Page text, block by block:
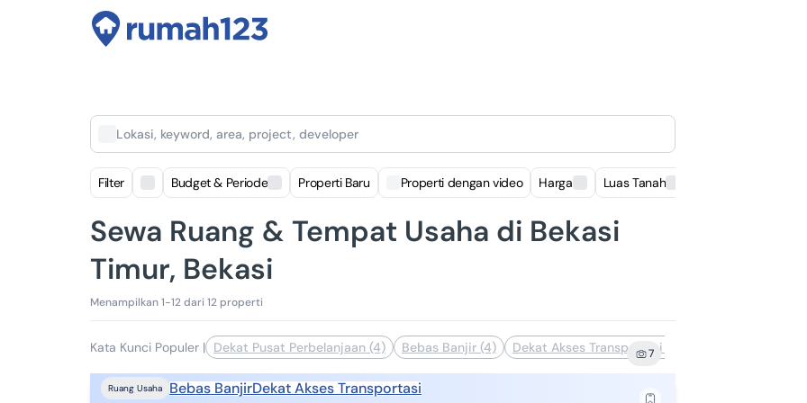
Lokasi, keyword, area, project, developer
Filter Budget & Periode Properti Baru Properti dengan video Harga Luas Tanah
Sewa Ruang & Tempat Usaha di Bekasi
Timur, Bekasi
Menampilkan 1-12 dari 12 properti
Kata Kunci Populer | Dekat Pusat Perbelanjaan (4) Bebas Banjir (4) Dekat Akses Transportasi (4)
7
Ruang Usaha Bebas BanjirDekat Akses Transportasi